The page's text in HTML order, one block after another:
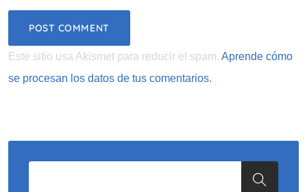
Este sitio usa Akismet para reducir el spam. Aprende cómo
se procesan los datos de tus comentarios.